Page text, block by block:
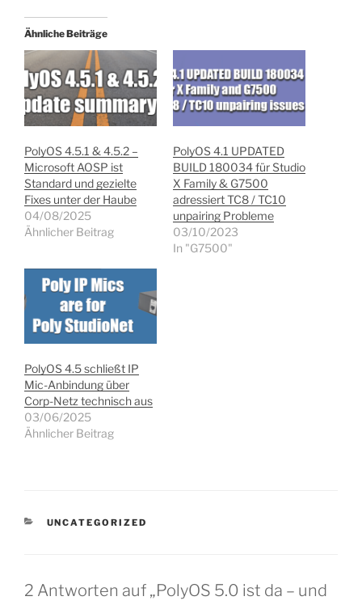
Ähnliche Beiträge
PolyOS 4.5.1 & 4.5.2 –
Microsoft AOSP ist
Standard und gezielte
Fixes unter der Haube
04/08/2025
Ähnlicher Beitrag
PolyOS 4.1 UPDATED
BUILD 180034 für Studio
X Family & G7500
adressiert TC8 / TC10
unpairing Probleme
03/10/2023
In "G7500"
PolyOS 4.5 schließt IP
Mic-Anbindung über
Corp-Netz technisch aus
03/06/2025
Ähnlicher Beitrag
KATEGORIEN
UNCATEGORIZED
2 Antworten auf „PolyOS 5.0 ist da – und